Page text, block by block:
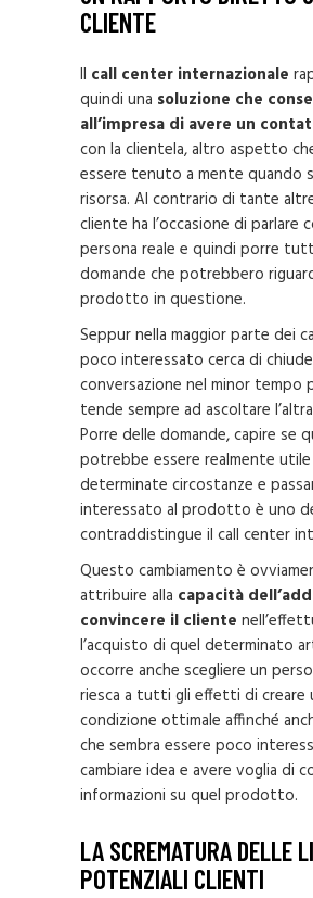
CLIENTE
Il call center internazionale
quindi una soluzione che
all’impresa di avere un
con la clientela, altro aspetto
essere tenuto a mente quando
risorsa. Al contrario di tante
cliente ha l’occasione di parlare
persona reale e quindi porre
domande che potrebbero
prodotto in questione.
Seppur nella maggior parte dei
poco interessato cerca di
conversazione nel minor tempo
tende sempre ad ascoltare
Porre delle domande, capire se
potrebbe essere realmente
determinate circostanze e
interessato al prodotto è uno
contraddistingue il call center
Questo cambiamento è
attribuire alla capacità
convincere il cliente
l’acquisto di quel determinato
occorre anche scegliere un
riesca a tutti gli effetti di creare
condizione ottimale affinché
che sembra essere poco
cambiare idea e avere voglia di
informazioni su quel prodotto.
LA SCREMATURA DELLE
POTENZIALI CLIENTI